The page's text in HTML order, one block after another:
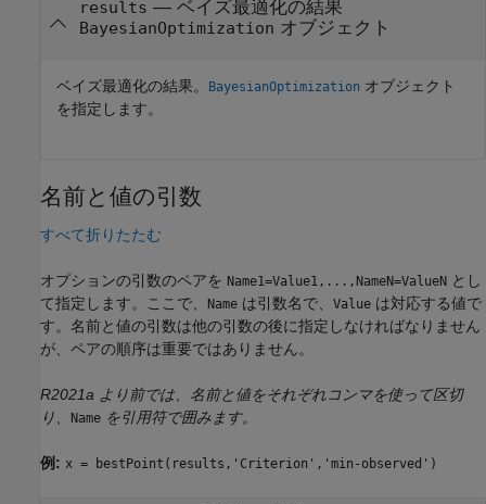
results — ベイズ最適化の結果
BayesianOptimization オブジェクト
ベイズ最適化の結果。 BayesianOptimization オブジェクト
を指定します。
名前と値の引数
すべて折りたたむ
オプションの引数のペアを Name1=Value1,...,NameN=ValueN とし
て指定します。ここで、
Name は引数名で、 Value は対応する値で
す。名前と値の引数は他の引数の後に指定しなければなりません
が、ペアの順序は重要ではありません。
R2021a より前では、名前と値をそれぞれコンマを使って区切
り、
Name を引用符で囲みます。
例: x = bestPoint(results,'Criterion','min-observed')